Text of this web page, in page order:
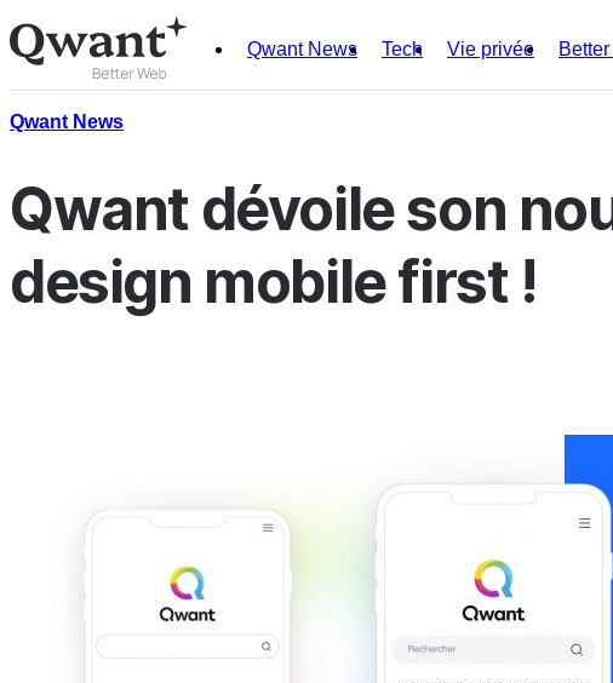
Qwant News Tech Vie privée
Produits
Search
EnglishFrançais
Qwant News
Qwant dévoile son
design mobile first !